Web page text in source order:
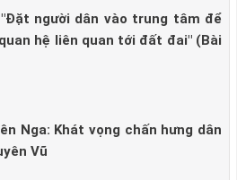
"Đặt người dân vào trung tâm để
hệ liên quan tới đất đai" (Bài
Nga: Khát vọng chấn hưng dân
Vũ